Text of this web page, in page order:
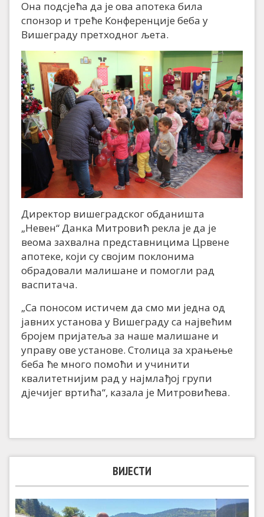
Она подсјећа да је ова апотека била
спонзор и треће Конференције беба у
Вишеграду претходног љета.
Директор вишеградског обданишта
„Невен“ Данка Митровић рекла је да је
веома захвална представницима Црвене
апотеке, који су својим поклонима
обрадовали малишане и помогли рад
васпитача.
„Са поносом истичем да смо ми једна од
јавних установа у Вишеграду са највећим
бројем пријатеља за наше малишане и
управу ове установе. Столица за храњење
беба ће много помоћи и учинити
квалитетнијим рад у најмлађој групи
дјечијег вртића“, казала је Митровићева.
ВИЈЕСТИ